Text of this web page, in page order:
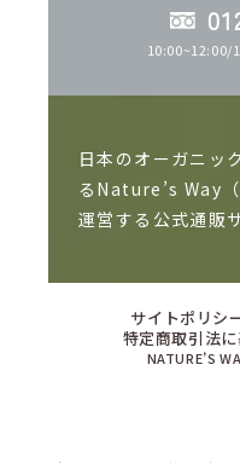
10:00~12:00/
日本のオーガニッ
るNature’s Way
運営する公式通販
ネイチャーズウェ
本人の肌にあった
コスメを目指して
県北杜市には「有
サイトポリシ
特定商取引法
NATURE’S